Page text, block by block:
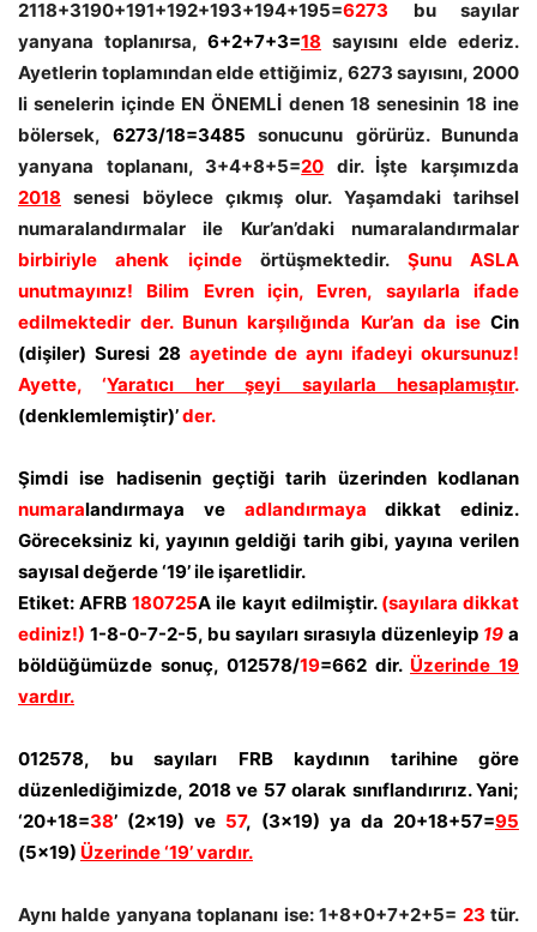
2118+3190+191+192+193+194+195=6273 bu sayılar
yanyana toplanırsa, 6+2+7+3=18 sayısını elde ederiz.
Ayetlerin toplamından elde ettiğimiz, 6273 sayısını, 2000
li senelerin içinde EN ÖNEMLİ denen 18 senesinin 18 ine
bölersek, 6273/18=3485 sonucunu görürüz. Bununda
yanyana toplananı, 3+4+8+5=20 dir. İşte karşımızda
2018 senesi böylece çıkmış olur. Yaşamdaki tarihsel
numaralandırmalar ile Kur’an’daki numaralandırmalar
birbiriyle ahenk içindeörtüşmektedir. Şunu ASLA
unutmayınız! Bilim Evren için, Evren, sayılarla ifade
edilmektedir der. Bunun karşılığında Kur’an da ise Cin
(dişiler) Suresi 28 ayetinde de aynı ifadeyi okursunuz!
Ayette, ‘Yaratıcı her şeyi sayılarla hesaplamıştır.
(denklemlemiştir)’der.
Şimdi ise hadisenin geçtiği tarih üzerinden kodlanan
numaralandırmaya ve adlandırmaya dikkat ediniz.
Göreceksiniz ki, yayının geldiği tarih gibi, yayına verilen
sayısal değerde ‘19’ ile işaretlidir.
Etiket: AFRB180725A ile kayıt edilmiştir. (sayılara dikkat
ediniz!) 1-8-0-7-2-5, bu sayıları sırasıyla düzenleyip 19 a
böldüğümüzde sonuç, 012578/19=662 dir. Üzerinde 19
vardır.
012578, bu sayıları FRB kaydının tarihine göre
düzenlediğimizde, 2018 ve 57 olarak sınıflandırırız. Yani;
‘20+18=38’ (2×19) ve 57, (3×19) ya da 20+18+57=95
(5×19) Üzerinde ‘19’ vardır.
Aynı halde yanyana toplananı ise: 1+8+0+7+2+5= 23 tür.